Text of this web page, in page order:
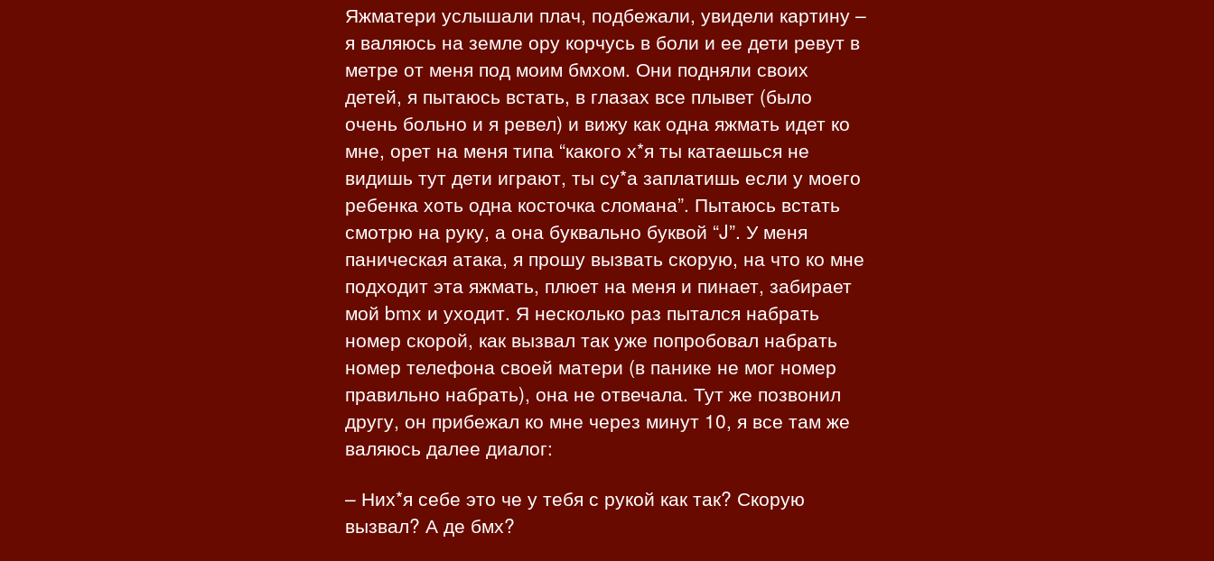
Яжматери услышали плач, подбежали, увидели картину –
я валяюсь на земле ору корчусь в боли и ее дети ревут в
метре от меня под моим бмхом. Они подняли своих
детей, я пытаюсь встать, в глазах все плывет (было
очень больно и я ревел) и вижу как одна яжмать идет ко
мне, орет на меня типа “какого х*я ты катаешься не
видишь тут дети играют, ты су*а заплатишь если у моего
ребенка хоть одна косточка сломана”. Пытаюсь встать
смотрю на руку, а она буквально буквой “J”. У меня
паническая атака, я прошу вызвать скорую, на что ко мне
подходит эта яжмать, плюет на меня и пинает, забирает
мой bmx и уходит. Я несколько раз пытался набрать
номер скорой, как вызвал так уже попробовал набрать
номер телефона своей матери (в панике не мог номер
правильно набрать), она не отвечала. Тут же позвонил
другу, он прибежал ко мне через минут 10, я все там же
валяюсь далее диалог:
– Них*я себе это че у тебя с рукой как так? Скорую
вызвал? А де бмх?